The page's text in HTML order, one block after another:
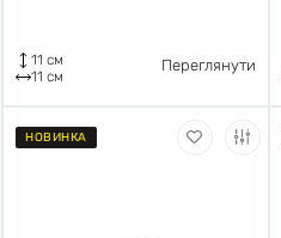
11 см
11 см
Переглянути
НОВИНКА